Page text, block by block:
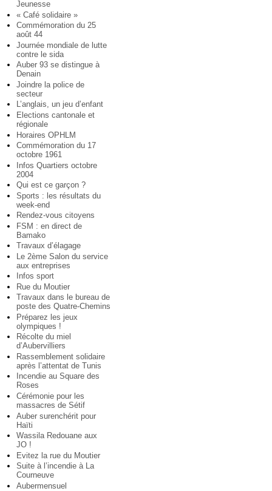
Jeunesse
« Café solidaire »
Commémoration du 25
août 44
Journée mondiale de lutte
contre le sida
Auber 93 se distingue à
Denain
Joindre la police de
secteur
L’anglais, un jeu d’enfant
Elections cantonale et
régionale
Horaires OPHLM
Commémoration du 17
octobre 1961
Infos Quartiers octobre
2004
Qui est ce garçon ?
Sports : les résultats du
week-end
Rendez-vous citoyens
FSM : en direct de
Bamako
Travaux d’élagage
Le 2ème Salon du service
aux entreprises
Infos sport
Rue du Moutier
Travaux dans le bureau de
poste des Quatre-Chemins
Préparez les jeux
olympiques !
Récolte du miel
d’Aubervilliers
Rassemblement solidaire
après l’attentat de Tunis
Incendie au Square des
Roses
Cérémonie pour les
massacres de Sétif
Auber surenchérit pour
Haïti
Wassila Redouane aux
JO !
Evitez la rue du Moutier
Suite à l’incendie à La
Courneuve
Aubermensuel